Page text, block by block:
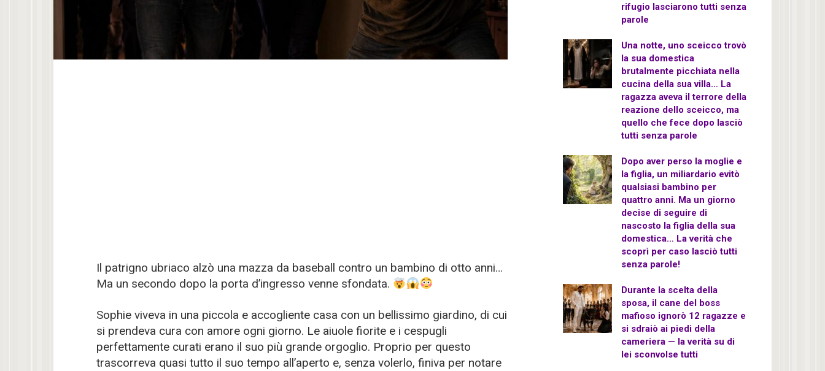
Il patrigno ubriaco alzò una mazza da baseball contro un bambino di otto anni…
Ma un secondo dopo la porta d’ingresso venne sfondata.
Sophie viveva in una piccola e accogliente casa con un bellissimo giardino, di cui
si prendeva cura con amore ogni giorno. Le aiuole fiorite e i cespugli
perfettamente curati erano il suo più grande orgoglio. Proprio per questo
trascorreva quasi tutto il suo tempo all’aperto e, senza volerlo, finiva per notare
rifugio lasciarono tutti senza
parole
Una notte, uno sceicco trovò
la sua domestica
brutalmente picchiata nella
cucina della sua villa… La
ragazza aveva il terrore della
reazione dello sceicco, ma
quello che fece dopo lasciò
tutti senza parole
Dopo aver perso la moglie e
la figlia, un miliardario evitò
qualsiasi bambino per
quattro anni. Ma un giorno
decise di seguire di
nascosto la figlia della sua
domestica… La verità che
scoprì per caso lasciò tutti
senza parole!
Durante la scelta della
sposa, il cane del boss
mafioso ignorò 12 ragazze e
si sdraiò ai piedi della
cameriera — la verità su di
lei sconvolse tutti